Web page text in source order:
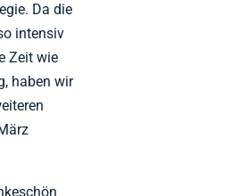
Da die
intensiv
Zeit wie
haben wir